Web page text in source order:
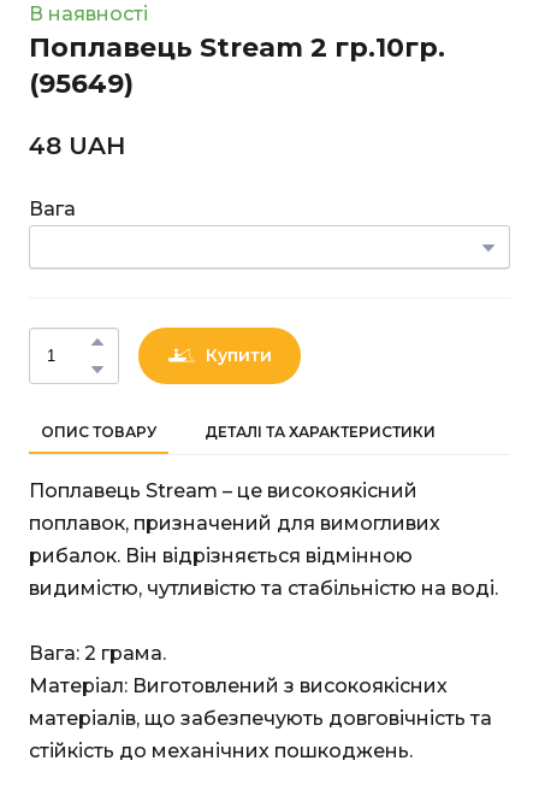
В наявності
Поплавець Stream 2 гр.10гр.
(95649)
48 UAН
Вага
Купити
ОПИС ТОВАРУ ДЕТАЛІ ТА ХАРАКТЕРИСТИКИ
Поплавець Stream – це високоякісний
поплавок, призначений для вимогливих
рибалок. Він відрізняється відмінною
видимістю, чутливістю та стабільністю на воді.
Вага: 2 грама.
Матеріал: Виготовлений з високоякісних
матеріалів, що забезпечують довговічність та
стійкість до механічних пошкоджень.